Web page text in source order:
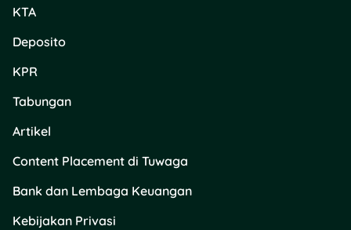
KTA
Deposito
KPR
Tabungan
Artikel
Content Placement di Tuwaga
Bank dan Lembaga Keuangan
Kebijakan Privasi